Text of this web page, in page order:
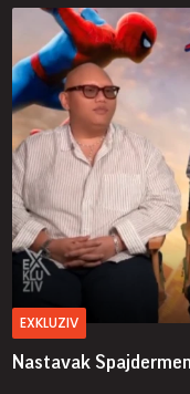
EXKLUZIV
Nastavak